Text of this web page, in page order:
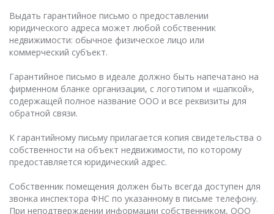
Выдать гарантийное письмо о предоставлении
юридического адреса может любой собственник
недвижимости: обычное физическое лицо или
коммерческий субъект.
Гарантийное письмо в идеале должно быть напечатано на
фирменном бланке организации, с логотипом и «шапкой»,
содержащей полное название ООО и все реквизиты для
обратной связи.
К гарантийному письму прилагается копия свидетельства о
собственности на объект недвижимости, по которому
предоставляется юридический адрес.
Собственник помещения должен быть всегда доступен для
звонка инспектора ФНС по указанному в письме телефону.
При неподтверждении информации собственником, ООО